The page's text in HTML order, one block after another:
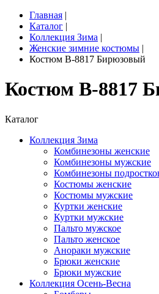
Главная |
Каталог |
Коллекция Зима |
Женские зимние костюмы |
Костюм B-8817 Бирюзовый
Костюм B-8817
Каталог
Коллекция Зима
Комбинезоны женские
Комбинезоны мужские
Комбинезоны
Костюмы женские
Костюмы мужские
Куртки женские
Куртки мужские
Пальто мужское
Пальто женское
Анораки мужские
Брюки женские
Брюки мужские
Коллекция Осень-Весна